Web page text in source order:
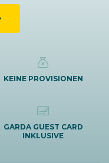
KEINE PROVISIONEN
GARDA GUEST CARD
INKLUSIVE